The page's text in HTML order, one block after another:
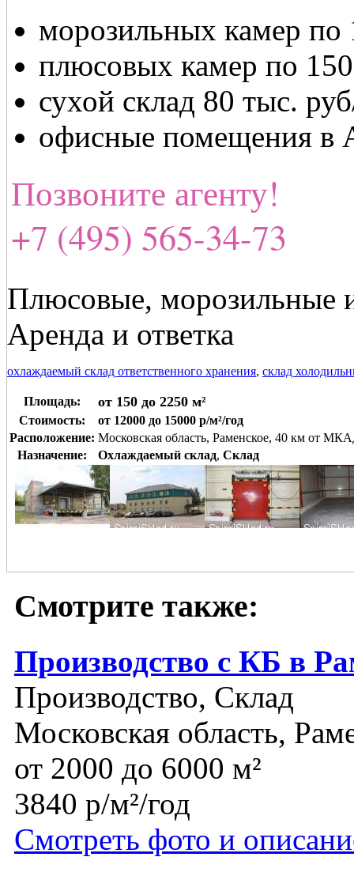
морозильных камер
плюсовых камер по
сухой склад 80 тыс.
офисные помещения в
Позвоните агенту!
+7 (495) 565-34-73
Плюсовые, морозильные
Аренда и ответка
охлаждаемый склад ответственного хранения, склад
Площадь: от 150 до 2250 м²
Стоимость:
от 12000 до 15000 р/м²/год
Расположение: Московская область, Раменское, 40 км от
Назначение:
Охлаждаемый склад, Склад
Смотрите также:
Производство с КБ в
Производство, Склад
Московская область,
от 2000 до 6000 м²
3840 р/м²/год
Смотреть фото и